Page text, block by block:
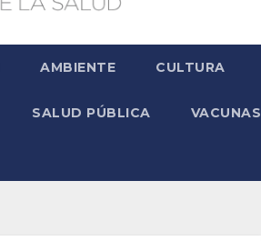
AMBIENTE CULTURA
SALUD PÚBLICA VACUNAS